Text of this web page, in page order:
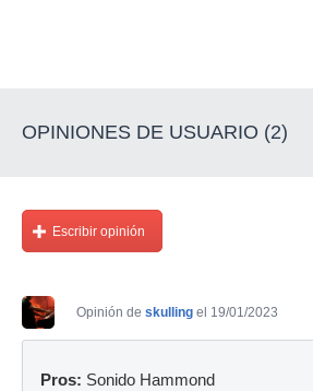
OPINIONES DE USUARIO (2)
Escribir opinión
Opinión de skulling el 19/01/2023
Pros: Sonido Hammond